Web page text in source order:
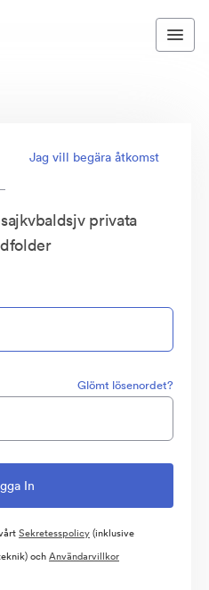
Jag vill begära åtkomst
privata
Glömt lösenordet?
Sekretesspolicy(inklusive
ochAnvändarvillkor